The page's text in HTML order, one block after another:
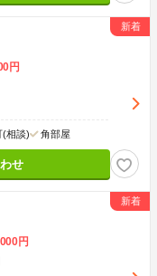
円
(相談) 角部屋
せ
円